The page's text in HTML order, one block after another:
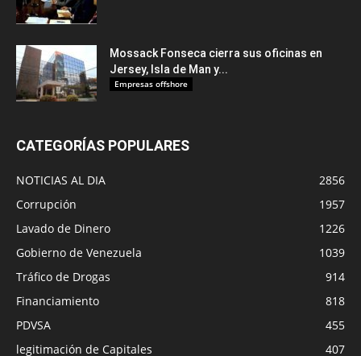
Mossack Fonseca cierra sus oficinas en
Jersey, Isla de Man y...
Empresas offshore
CATEGORÍAS POPULARES
NOTICIAS AL DIA
2856
Corrupción
1957
Lavado de Dinero
1226
Gobierno de Venezuela
1039
Tráfico de Drogas
914
Financiamiento
818
PDVSA
455
legitimación de Capitales
407